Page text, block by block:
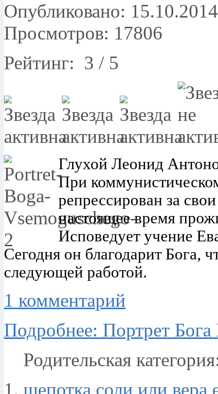
Опубликовано:
Просмотров: 17806
Рейтинг: 3 / 5
Глухой Леонид
При
репрессирован за
настоящее время
Исповедует учение
Сегодня он благодарит Бога,
следующей работой.
1 комментарий
Подробнее: Портрет
Родительская
щепотка соли или вера